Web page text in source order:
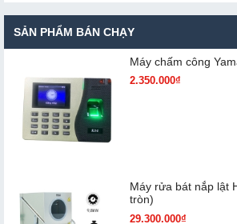
SẢN PHẨM BÁN CHẠY
Máy chấm cô​ng
2.350.000₫
Máy rửa bát nắp lật
tròn)
29.300.000₫